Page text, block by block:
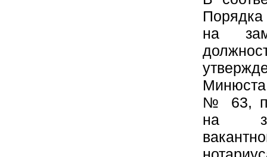
Порядка
на
№ 63,
на